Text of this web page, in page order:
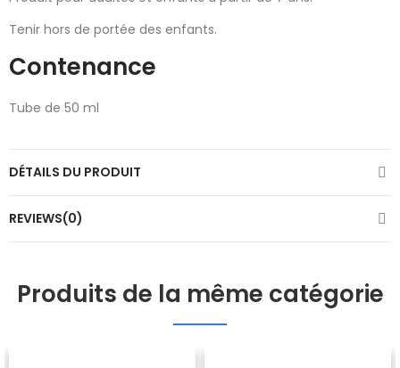
Tenir hors de portée des enfants.
Contenance
Tube de 50 ml
DÉTAILS DU PRODUIT
REVIEWS(0)
Produits de la même catégorie